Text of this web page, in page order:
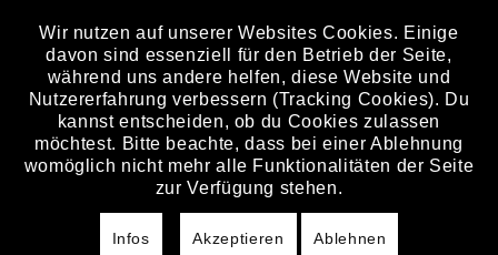
BILDER
Wir nutzen auf unserer Websites Cookies. Einige
davon sind essenziell für den Betrieb der Seite,
während uns andere helfen, diese Website und
Nutzererfahrung verbessern (Tracking Cookies). Du
kannst entscheiden, ob du Cookies zulassen
möchtest. Bitte beachte, dass bei einer Ablehnung
womöglich nicht mehr alle Funktionalitäten der Seite
zur Verfügung stehen.
Infos Akzeptieren Ablehnen